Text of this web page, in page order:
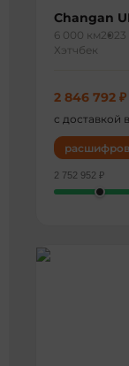
Changan
6 000 км2023
Хэтчбек
2 846 792 ₽
с доставкой
2 752 952 ₽